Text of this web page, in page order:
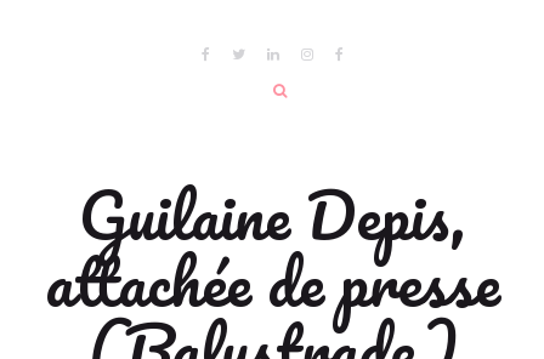
Guilaine Depis,
attachée de presse